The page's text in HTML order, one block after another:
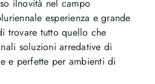
ilnovità nel campo
esperienza e grande
trovare tutto quello che
soluzioni arredative di
e perfette per ambienti di